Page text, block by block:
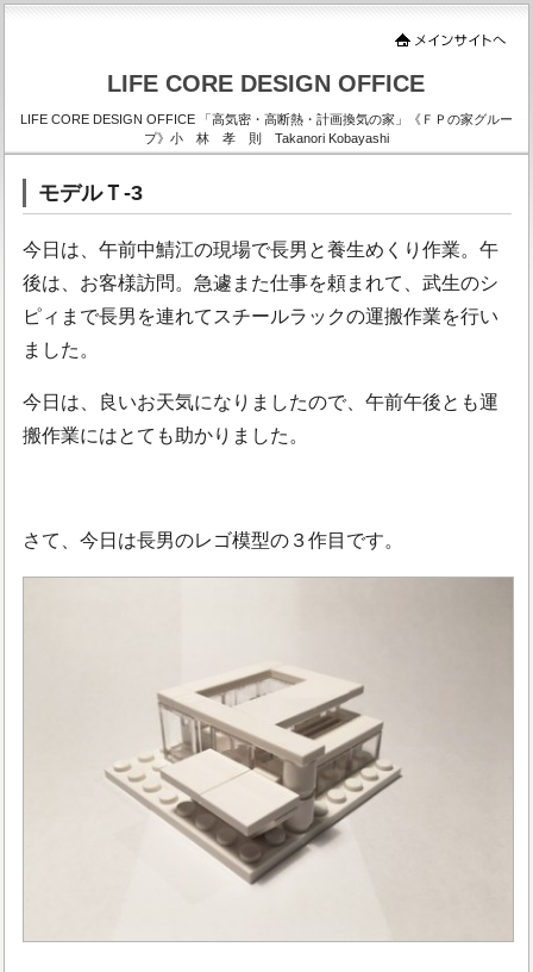
LIFE CORE DESIGN OFFICE
LIFE CORE DESIGN OFFICE 「高気密・高断熱・計画換気の家」《ＦＰの家グルー
プ》小 林 孝 則 Takanori Kobayashi
モデルＴ-3
今日は、午前中鯖江の現場で長男と養生めくり作業。午
後は、お客様訪問。急遽また仕事を頼まれて、武生のシ
ピィまで長男を連れてスチールラックの運搬作業を行い
ました。
今日は、良いお天気になりましたので、午前午後とも運
搬作業にはとても助かりました。
さて、今日は長男のレゴ模型の３作目です。